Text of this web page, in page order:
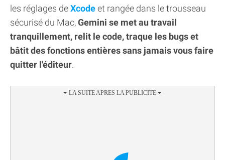
les réglages deXcodeet rangée dans le trousseau
sécurisé du Mac,Gemini se met au travail
tranquillement, relit le code, traque les bugs et
bâtit des fonctions entières sans jamais vous faire
quitter l'éditeur.